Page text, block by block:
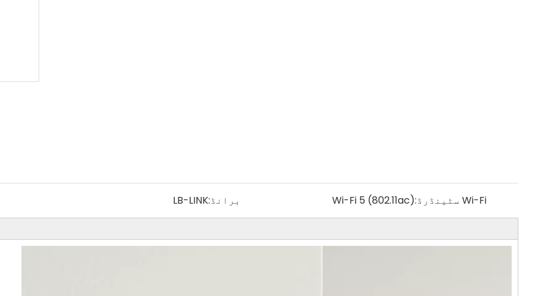
برانڈ:LB-LINK Wi-Fi سٹینڈرڈ:
Wi-Fi 5 (802.11ac)